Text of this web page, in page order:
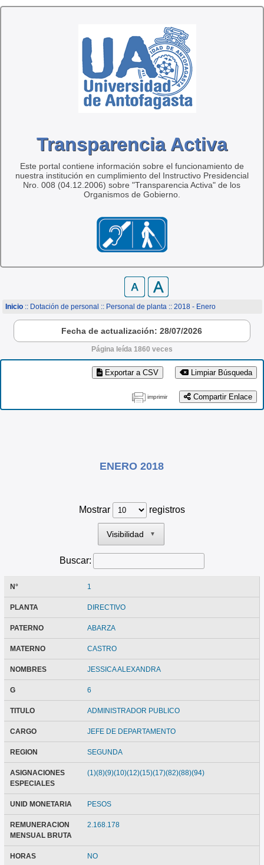
Transparencia Activa
Este portal contiene información sobre el funcionamiento de
nuestra institución en cumplimiento del Instructivo Presidencial
Nro. 008 (04.12.2006) sobre "Transparencia Activa" de los
Organismos de Gobierno.
Inicio :: Dotación de personal :: Personal de planta :: 2018 - Enero
Fecha de actualización: 28/07/2026
Página leída 1860 veces
Limpiar Búsqueda
Exportar a CSV
Compartir Enlace
imprimir
ENERO 2018
Mostrar registros
Visibilidad ▼
Buscar:
N° 1
PLANTA DIRECTIVO
PATERNO ABARZA
MATERNO CASTRO
NOMBRES JESSICA ALEXANDRA
G 6
TITULO ADMINISTRADOR PUBLICO
CARGO JEFE DE DEPARTAMENTO
REGION SEGUNDA
ASIGNACIONES
ESPECIALES
(1)(8)(9)(10)(12)(15)(17)(82)(88)(94)
UNID MONETARIA PESOS
REMUNERACION
MENSUAL BRUTA
2.168.178
HORAS NO